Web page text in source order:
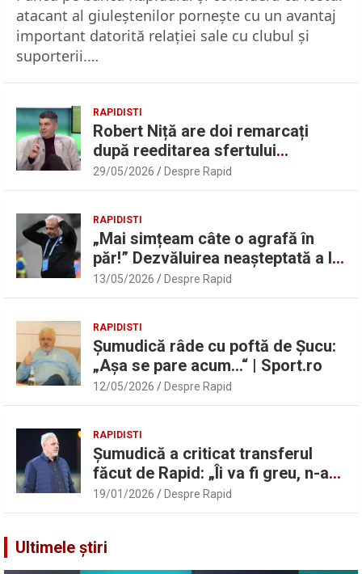
atacant al giuleştenilor porneşte cu un avantaj
important datorită relaţiei sale cu clubul şi
suporterii.…
RAPIDISTI
Robert Niță are doi remarcați
după reeditarea sfertului
UEFAntastic: „Lideri în teren” |
Sport.ro
29/05/2026 Despre Rapid
RAPIDISTI
„Mai simțeam câte o agrafă în
păr!” Dezvăluirea neașteptată a lui
Marius Șumudică despre Daniel
Pancu
13/05/2026 Despre Rapid
RAPIDISTI
Șumudică râde cu poftă de Șucu:
„Așa se pare acum…“ | Sport.ro
12/05/2026 Despre Rapid
RAPIDISTI
Șumudică a criticat transferul
făcut de Rapid: „Îi va fi greu, n-am
înțeles”
19/01/2026 Despre Rapid
Ultimele știri